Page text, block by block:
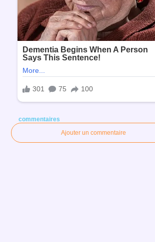
commentaires
Ajouter un commentaire